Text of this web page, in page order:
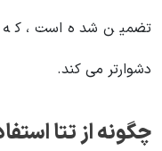
تضمین شده است، که
دشوارتر می کند.
چگونه از تتا